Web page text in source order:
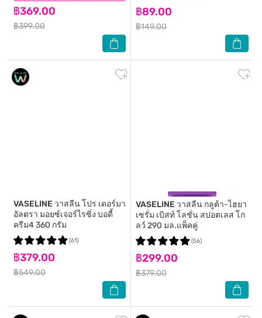
฿369.00
฿399.00
฿89.00
฿149.00
VASELINE วาสลีน โปร เดอร์มา
อัลตรา มอยซ์เจอร์ไรซิ่ง บอดี้
ครีม4 360 กรัม
฿379.00
฿549.00
(61)
VASELINE วาสลีน กลูต้า-ไฮยา
เซรั่ม เบิสท์ โลชั่น สปอตเลส โก
ลว์ 290 มล.แพ็คคู่
฿299.00
฿379.00
(56)